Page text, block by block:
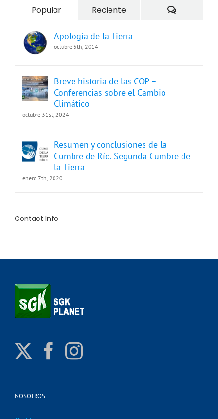
Popular Reciente
Apología de la Tierra
octubre 5th, 2014
Breve historia de las COP –
Conferencias sobre el Cambio
Climático
octubre 31st, 2024
Resumen y conclusiones de la
Cumbre de Río. Segunda Cumbre de
la Tierra
enero 7th, 2020
Contact Info
NOSOTROS